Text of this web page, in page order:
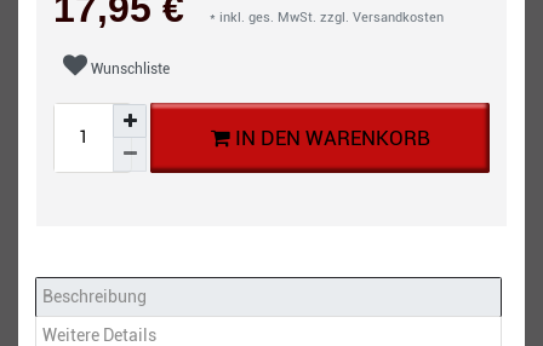
* inkl. ges. MwSt. zzgl. Versandkosten
Wunschliste
IN DEN WARENKORB
Beschreibung
Weitere Details